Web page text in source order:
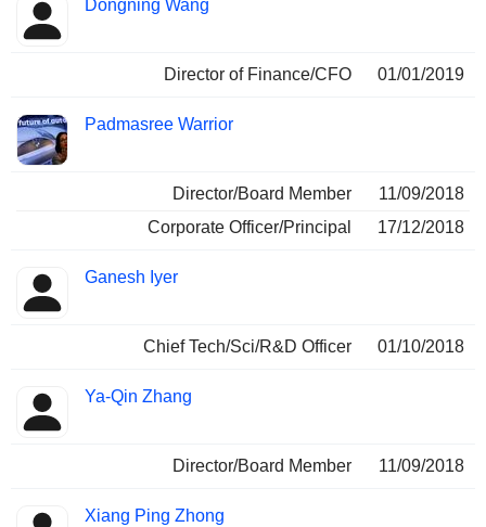
Dongning Wang
Director of Finance/CFO 01/01/2019
Padmasree Warrior
Director/Board Member
11/09/2018
Corporate Officer/Principal
17/12/2018
Ganesh Iyer
Chief Tech/Sci/R&D Officer 01/10/2018
Ya-Qin Zhang
Director/Board Member 11/09/2018
Xiang Ping Zhong